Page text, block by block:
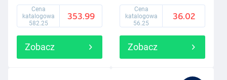
Cena
katalogowa
582.25
353.99
Zobacz
Cena
katalogowa
56.25
36.02
Zobacz